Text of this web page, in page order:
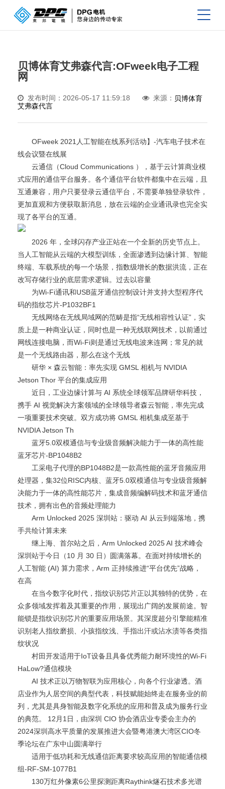
贝博体育艾弗森代言:OFweek电子工程
网
发布时间：2026-05-17 11:59:18 来源： 贝博体育
艾弗森代言
OFweek 2021人工智能在线系列活动】-汽车电子技术在
线会议暨在线展
云通信（Cloud Communications ），基于云计算商业模
式应用的通信平台服务。各个通信平台软件都集中在云端，且
互通兼容，用户只要登录云通信平台，不需要单独登录软件，
更加直观和方便获取新消息，放在云端的企业通讯录也完全实
现了各平台的互通。
2026 年，全球闪存产业正站在一个全新的历史节点上。
当人工智能从云端的大模型训练，全面渗透到边缘计算、智能
终端、车载系统的每一个场景，指数级增长的数据洪流，正在
改写存储行业的底层需求逻辑。过去以容量
为Wi-Fi通讯和USB蓝牙通信控制设计并支持大型程序代
码的指纹芯片-P1032BF1
无线网络在无线局域网的范畴是指“无线相容性认证”，实
质上是一种商业认证，同时也是一种无线联网技术，以前通过
网线连接电脑，而Wi-Fi则是通过无线电波来连网；常见的就
是一个无线路由器，那么在这个无线
研华 × 森云智能：率先实现 GMSL 相机与 NVIDIA
Jetson Thor 平台的集成应用
近日，工业边缘计算与 AI 系统全球领军品牌研华科技，
携手 AI 视觉解决方案领域的全球领导者森云智能，率先完成
一项重要技术突破。双方成功将 GMSL 相机集成至基于
NVIDIA Jetson Th
蓝牙5.0双模通信与专业级音频解决能力于一体的高性能
蓝牙芯片-BP1048B2
工采电子代理的BP1048B2是一款高性能的蓝牙音频应用
处理器，集32位RISC内核、蓝牙5.0双模通信与专业级音频解
决能力于一体的高性能芯片，集成音频编解码技术和蓝牙通信
技术，拥有出色的音频处理能力
Arm Unlocked 2025 深圳站：驱动 AI 从云到端落地，携
手共绘计算未来
继上海、首尔站之后，Arm Unlocked 2025 AI 技术峰会
深圳站于今日（10 月 30 日）圆满落幕。在面对持续增长的
人工智能 (AI) 算力需求，Arm 正持续推进“平台优先”战略，
在高
在当今数字化时代，指纹识别芯片正以其独特的优势，在
众多领域发挥着及其重要的作用，展现出广阔的发展前途。智
能锁是指纹识别芯片的重要应用场景。其深度超分引擎能精准
识别老人指纹磨损、小孩指纹浅、手指出汗或沾水渍等各类指
纹状况
村田开发适用于IoT设备且具备优秀能力耐环境性的Wi-Fi
HaLow?通信模块
AI 技术正以万物智联为应用核心，向各个行业渗透。酒
店业作为人居空间的典型代表，科技赋能始终走在服务业的前
列，尤其是具身智能及数字化系统的应用和普及成为服务行业
的典范。 12月1日，由深圳 CIO 协会酒店业专委会主办的
2024深圳高水平质量的发展推进大会暨粤港澳大湾区CIO冬
季论坛在广东中山圆满举行
适用于低功耗和无线通信距离要求较高应用的智能通信模
组-RF-SM-1077B1
130万红外像素6公里探测距离Raythink燧石技术多光谱